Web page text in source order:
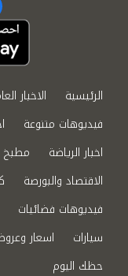
الرئيسية الاخبار
فيديوهات متنوعة
اخبار الرياضة
مطبخ
الاقتصاد والبورصة
فيديوهات فضائيات
سيارات
اسعار
حظك اليوم